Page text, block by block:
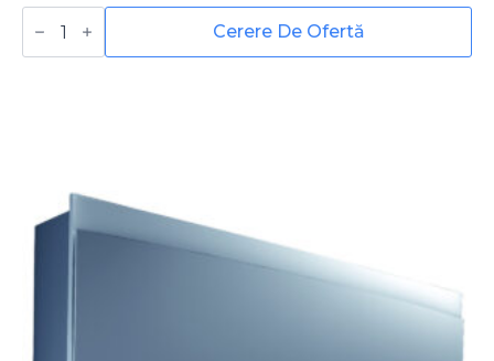
Cantitate
Aparat
Black,
Bluevolution
Cerere De Ofertă